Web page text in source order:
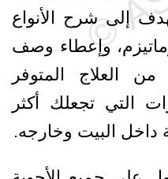
إلى شرح الأنواع
وإعطاء وصف
من العلاج المتوفر
التي تجعلك أكثر
البيت وخارجه.